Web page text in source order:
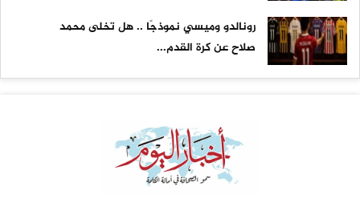
رونالدو وميسي نموذجًا .. هل تخلى محمد
صلاح عن كرة القدم...